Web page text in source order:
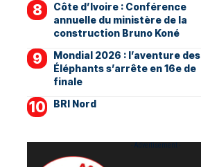
Côte d’Ivoire : Conférence
annuelle du ministère de la
construction Bruno Koné
Mondial 2026 : l’aventure des
Éléphants s’arrête en 16e de
finale
BRI Nord
- Advertisement -